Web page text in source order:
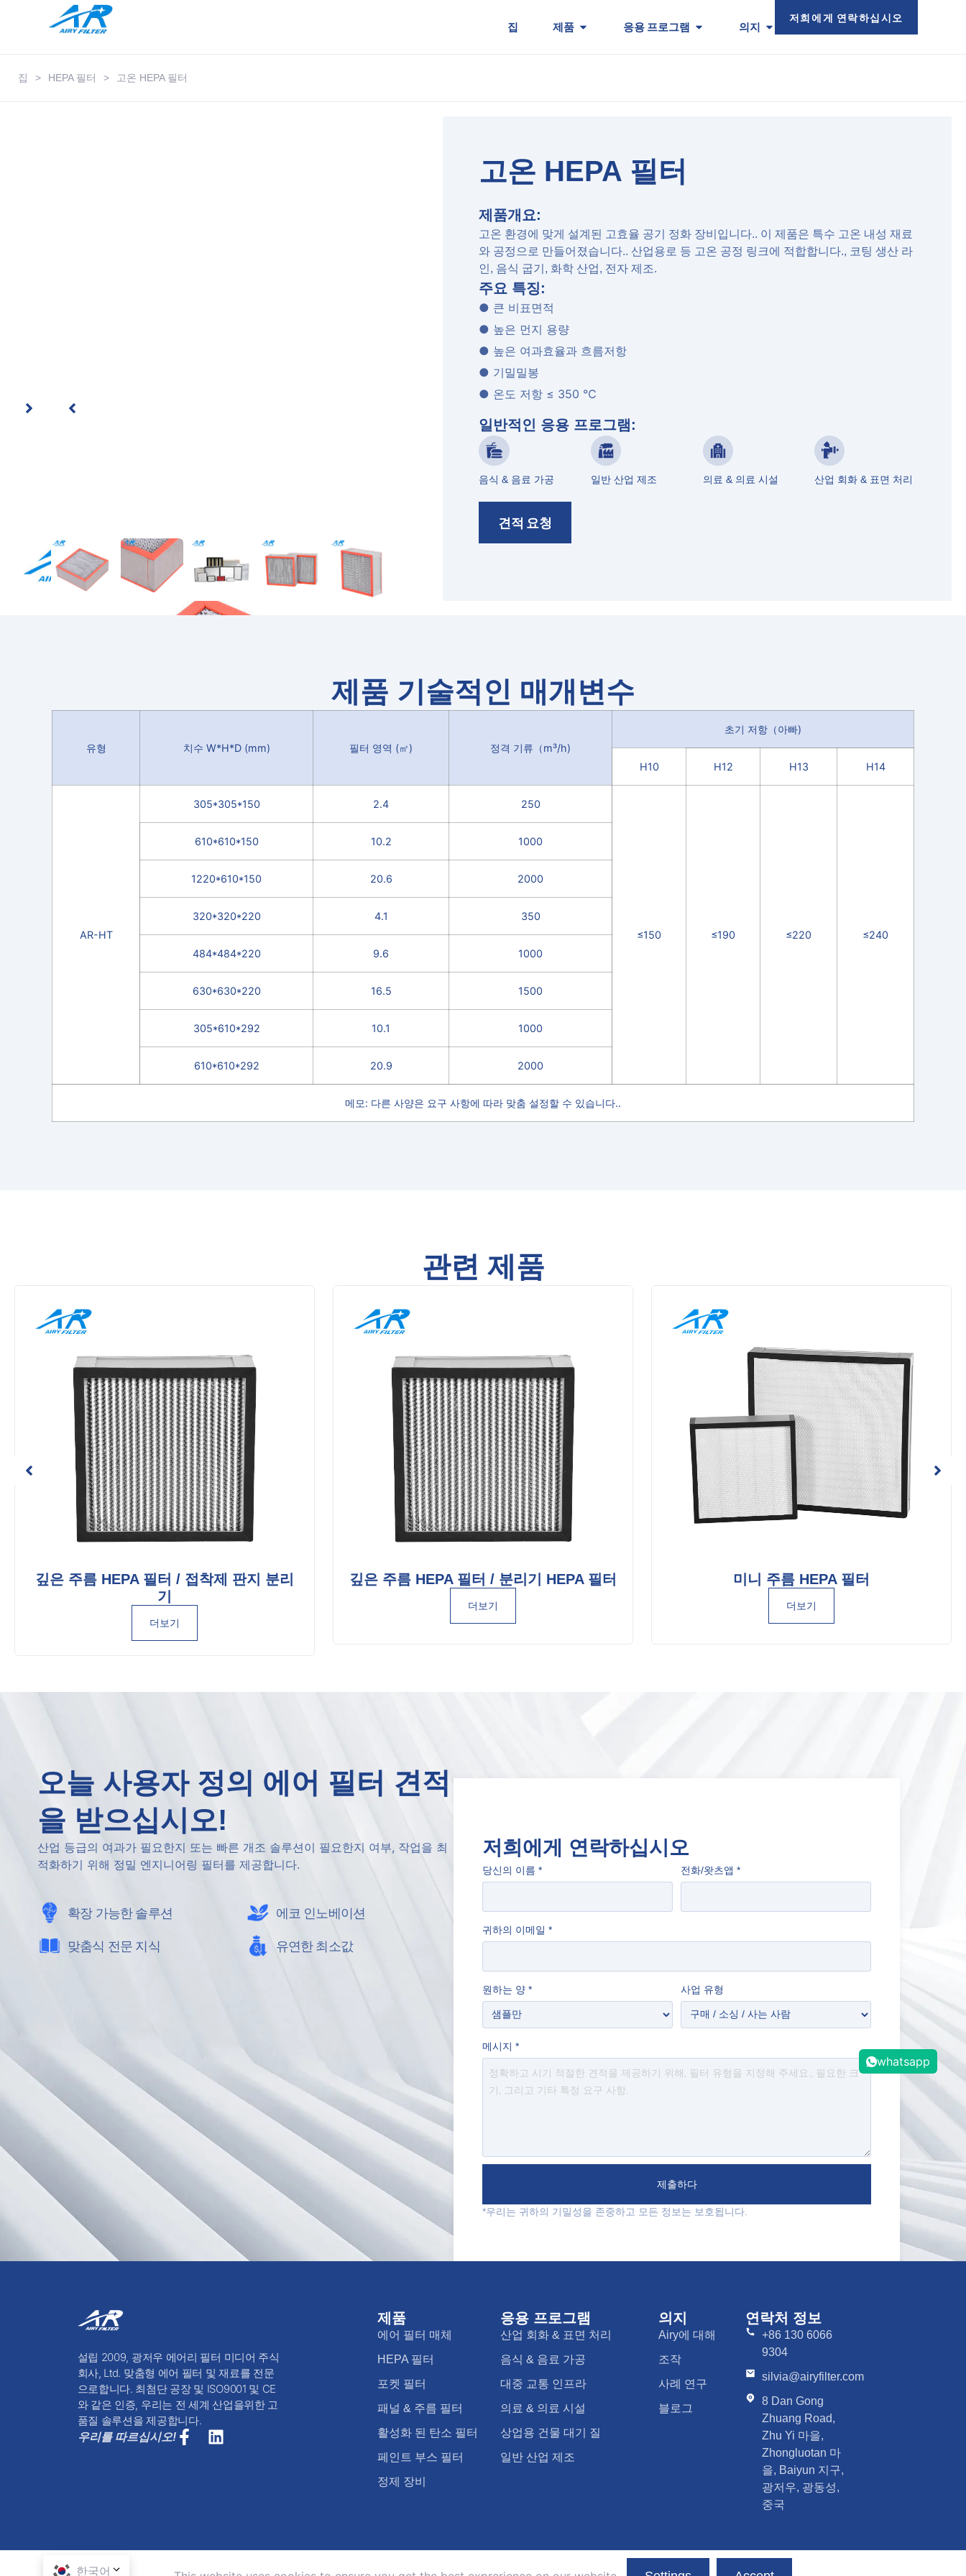
집 제품 응용 프로그램 의지
저희에게 연락하십시오
집 > HEPA 필터 > 고온 HEPA 필터
고온 HEPA 필터
제품개요:
고온 환경에 맞게 설계된 고효율 공기 정화 장비입니다.. 이 제품은 특수 고온 내성 재료
와 공정으로 만들어졌습니다.. 산업용로 등 고온 공정 링크에 적합합니다., 코팅 생산 라
인, 음식 굽기, 화학 산업, 전자 제조.
주요 특징:
● 큰 비표면적
● 높은 먼지 용량
● 높은 여과효율과 흐름저항
● 기밀밀봉
● 온도 저항 ≤ 350 ℃
일반적인 응용 프로그램:
음식 & 음료 가공 일반 산업 제조 의료 & 의료 시설 산업 회화 & 표면 처리
견적 요청
제품 기술적인 매개변수
유형 치수 W*H*D (mm) 필터 영역 (㎡) 정격 기류 （m³/h)
초기 저항 （아빠)
H10 H12 H13 H14
AR-HT
305*305*150 2.4 250
≤150 ≤190 ≤220 ≤240
610*610*150 10.2 1000
1220*610*150 20.6 2000
320*320*220 4.1 350
484*484*220 9.6 1000
630*630*220 16.5 1500
305*610*292 10.1 1000
610*610*292 20.9 2000
메모: 다른 사양은 요구 사항에 따라 맞춤 설정할 수 있습니다..
관련 제품
깊은 주름 HEPA 필터 / 접착제 판지 분리
기
더보기
깊은 주름 HEPA 필터 / 분리기 HEPA 필터
더보기
미니 주름 HEPA 필터
더보기
오늘 사용자 정의 에어 필터 견적
을 받으십시오!
산업 등급의 여과가 필요한지 또는 빠른 개조 솔루션이 필요한지 여부, 작업을 최
적화하기 위해 정밀 엔지니어링 필터를 제공합니다.
확장 가능한 솔루션
맞춤식 전문 지식
에코 인노베이션
유연한 최소값
저희에게 연락하십시오
당신의 이름 * 전화/왓츠앱 *
귀하의 이메일 *
원하는 양 * 사업 유형
메시지 *
제출하다
*우리는 귀하의 기밀성을 존중하고 모든 정보는 보호됩니다.
설립 2009, 광저우 에어리 필터 미디어 주식
회사, Ltd. 맞춤형 에어 필터 및 재료를 전문
으로합니다. 최첨단 공장 및 ISO9001 및 CE
와 같은 인증, 우리는 전 세계 산업을위한 고
품질 솔루션을 제공합니다.
우리를 따르십시오!
제품
에어 필터 매체
HEPA 필터
포켓 필터
패널 & 주름 필터
활성화 된 탄소 필터
페인트 부스 필터
정제 장비
응용 프로그램
산업 회화 & 표면 처리
음식 & 음료 가공
대중 교통 인프라
의료 & 의료 시설
상업용 건물 대기 질
일반 산업 제조
의지
Airy에 대해
조작
사례 연구
블로그
연락처 정보
+86 130 6066
9304
silvia@airyfilter.com
8 Dan Gong
Zhuang Road,
Zhu Yi 마을,
Zhongluotan 마
을, Baiyun 지구,
광저우, 광동성,
중국
whatsapp
한국어